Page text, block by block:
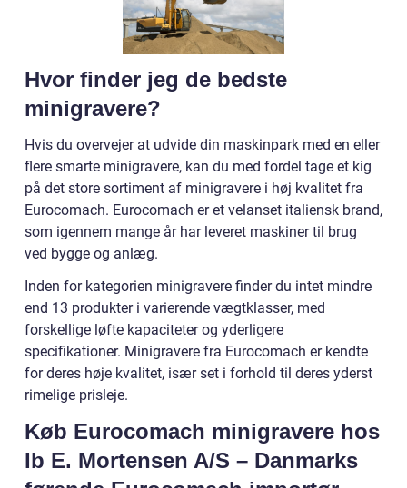
Hvor finder jeg de bedste
minigravere?
Hvis du overvejer at udvide din maskinpark med en eller
flere smarte minigravere, kan du med fordel tage et kig
på det store sortiment af minigravere i høj kvalitet fra
Eurocomach. Eurocomach er et velanset italiensk brand,
som igennem mange år har leveret maskiner til brug
ved bygge og anlæg.
Inden for kategorien minigravere finder du intet mindre
end 13 produkter i varierende vægtklasser, med
forskellige løfte kapaciteter og yderligere
specifikationer. Minigravere fra Eurocomach er kendte
for deres høje kvalitet, især set i forhold til deres yderst
rimelige prisleje.
Køb Eurocomach minigravere hos
Ib E. Mortensen A/S – Danmarks